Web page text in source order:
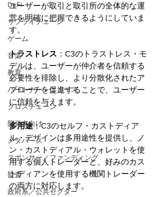
DeFi
サプライチェーン
ゲーム
音楽
教育
パートナー・ニュース
クロスチェーン
開発者向け
メタバース
スポンサー／ファンディング
監査
政府系／公共セクター
ユーザーが取引と取引所の全体的な運
営を明確に把握できるようにしていま
す。
トラストレス ：C3のトラストレス・モ
デルは、ユーザーが仲介者を信頼する
必要性を排除し、より分散化されたア
プローチを促進することで、ユーザー
に信頼を与えます。
多用途：C3のセルフ・カストディア
ル・デザインは多用途性を提供し、ノ
ン・カストディアル・ウォレットを使
用する個人トレーダーと、好みのカス
トディアンを使用する機関トレーダー
の両方に対応します。